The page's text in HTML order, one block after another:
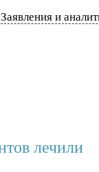
Заявления и
лечили